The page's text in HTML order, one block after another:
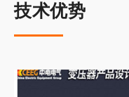
技术优势